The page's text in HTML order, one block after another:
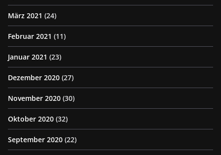
März 2021 (24)
Februar 2021 (11)
Januar 2021 (23)
Dezember 2020 (27)
November 2020 (30)
Oktober 2020 (32)
September 2020 (22)